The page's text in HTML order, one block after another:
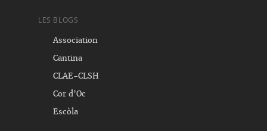
LES BLOGS
Association
Cantina
CLAE-CLSH
Cor d’Oc
Escòla